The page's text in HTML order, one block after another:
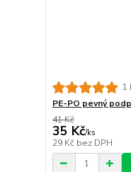
1
PE-PO pevný
41 Kč
35 Kč/ks
29 Kč bez DPH